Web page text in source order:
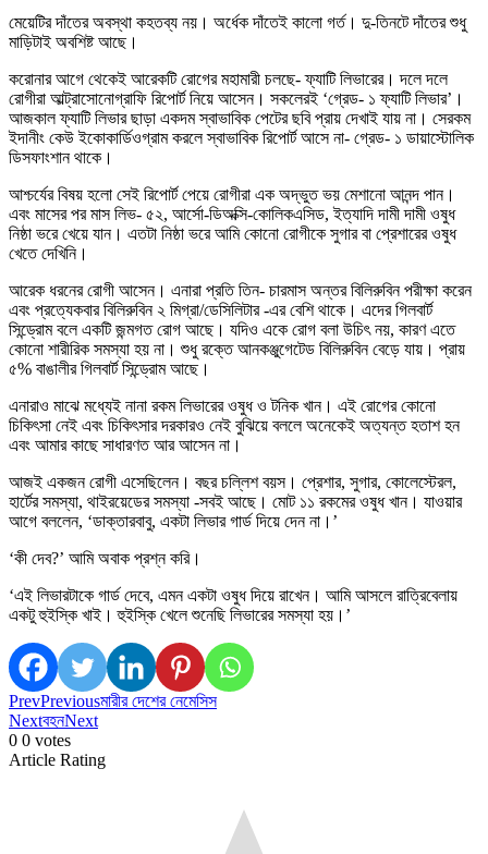
মেয়েটির দাঁতের অবস্থা কহতব্য নয়। অর্ধেক দাঁতেই কালো গর্ত। দু-তিনটে দাঁতের শুধু
মাড়িটাই অবশিষ্ট আছে।
করোনার আগে থেকেই আরেকটি রোগের মহামারী চলছে- ফ্যাটি লিভারের। দলে দলে
রোগীরা আল্ট্রাসোনোগ্রাফি রিপোর্ট নিয়ে আসেন। সকলেরই ‘গ্রেড- ১ ফ্যাটি লিভার’।
আজকাল ফ্যাটি লিভার ছাড়া একদম স্বাভাবিক পেটের ছবি প্রায় দেখাই যায় না। সেরকম
ইদানীং কেউ ইকোকার্ডিওগ্রাম করলে স্বাভাবিক রিপোর্ট আসে না- গ্রেড- ১ ডায়াস্টোলিক
ডিসফাংশান থাকে।
আশ্চর্যের বিষয় হলো সেই রিপোর্ট পেয়ে রোগীরা এক অদ্ভুত ভয় মেশানো আনন্দ পান।
এবং মাসের পর মাস লিভ- ৫২, আর্সো-ডিঅক্সি-কোলিকএসিড, ইত্যাদি দামী দামী ওষুধ
নিষ্ঠা ভরে খেয়ে যান। এতটা নিষ্ঠা ভরে আমি কোনো রোগীকে সুগার বা প্রেশারের ওষুধ
খেতে দেখিনি।
আরেক ধরনের রোগী আসেন। এনারা প্রতি তিন- চারমাস অন্তর বিলিরুবিন পরীক্ষা করেন
এবং প্রত্যেকবার বিলিরুবিন ২ মিগ্রা/ডেসিলিটার -এর বেশি থাকে। এদের গিলবার্ট
সিন্ড্রোম বলে একটি জন্মগত রোগ আছে। যদিও একে রোগ বলা উচিৎ নয়, কারণ এতে
কোনো শারীরিক সমস্যা হয় না। শুধু রক্তে আনকঞ্জুগেটেড বিলিরুবিন বেড়ে যায়। প্রায়
৫% বাঙালীর গিলবার্ট সিন্ড্রোম আছে।
এনারাও মাঝে মধ্যেই নানা রকম লিভারের ওষুধ ও টনিক খান। এই রোগের কোনো
চিকিৎসা নেই এবং চিকিৎসার দরকারও নেই বুঝিয়ে বললে অনেকেই অত্যন্ত হতাশ হন
এবং আমার কাছে সাধারণত আর আসেন না।
আজই একজন রোগী এসেছিলেন। বছর চল্লিশ বয়স। প্রেশার, সুগার, কোলেস্টেরল,
হার্টের সমস্যা, থাইরয়েডের সমস্যা -সবই আছে। মোট ১১ রকমের ওষুধ খান। যাওয়ার
আগে বললেন, ‘ডাক্তারবাবু, একটা লিভার গার্ড দিয়ে দেন না।’
‘কী দেব?’ আমি অবাক প্রশ্ন করি।
‘এই লিভারটাকে গার্ড দেবে, এমন একটা ওষুধ দিয়ে রাখেন। আমি আসলে রাত্রিবেলায়
একটু হুইস্কি খাই। হুইস্কি খেলে শুনেছি লিভারের সমস্যা হয়।’
PrevPreviousমারীর দেশের নেমেসিস
NextবহনNext
0 0 votes
Article Rating